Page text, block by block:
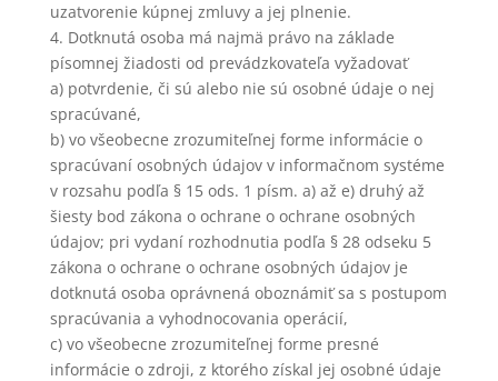
uzatvorenie kúpnej zmluvy a jej plnenie.
4. Dotknutá osoba má najmä právo na základe
písomnej žiadosti od prevádzkovateľa vyžadovať
a) potvrdenie, či sú alebo nie sú osobné údaje o nej
spracúvané,
b) vo všeobecne zrozumiteľnej forme informácie o
spracúvaní osobných údajov v informačnom systéme
v rozsahu podľa § 15 ods. 1 písm. a) až e) druhý až
šiesty bod zákona o ochrane o ochrane osobných
údajov; pri vydaní rozhodnutia podľa § 28 odseku 5
zákona o ochrane o ochrane osobných údajov je
dotknutá osoba oprávnená oboznámiť sa s postupom
spracúvania a vyhodnocovania operácií,
c) vo všeobecne zrozumiteľnej forme presné
informácie o zdroji, z ktorého získal jej osobné údaje